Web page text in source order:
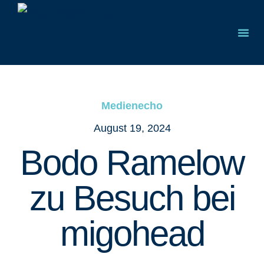
Medienecho
August 19, 2024
Bodo Ramelow
zu Besuch bei
migohead